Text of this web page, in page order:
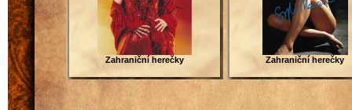
Zahraniční herečky Zahraniční herečky